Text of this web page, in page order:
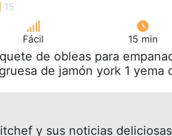
Fácil 15 min
de obleas para
de jamón york 1 yema
y sus noticias